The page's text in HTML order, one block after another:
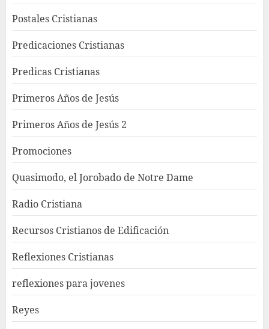
Postales Cristianas
Predicaciones Cristianas
Predicas Cristianas
Primeros Años de Jesús
Primeros Años de Jesús 2
Promociones
Quasimodo, el Jorobado de Notre Dame
Radio Cristiana
Recursos Cristianos de Edificación
Reflexiones Cristianas
reflexiones para jovenes
Reyes